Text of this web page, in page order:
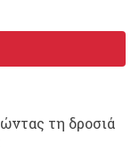
τη δροσιά